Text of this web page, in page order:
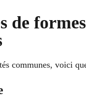
de
communes, voici